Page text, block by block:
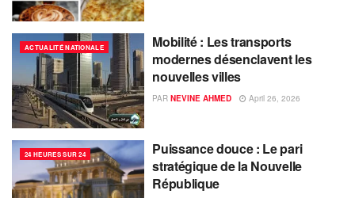
ACTUALITÉ NATIONALE
Mobilité : Les transports
modernes désenclavent les
nouvelles villes
PAR NEVINE AHMED April 26, 2026
24 HEURES SUR 24
Puissance douce : Le pari
stratégique de la Nouvelle
République